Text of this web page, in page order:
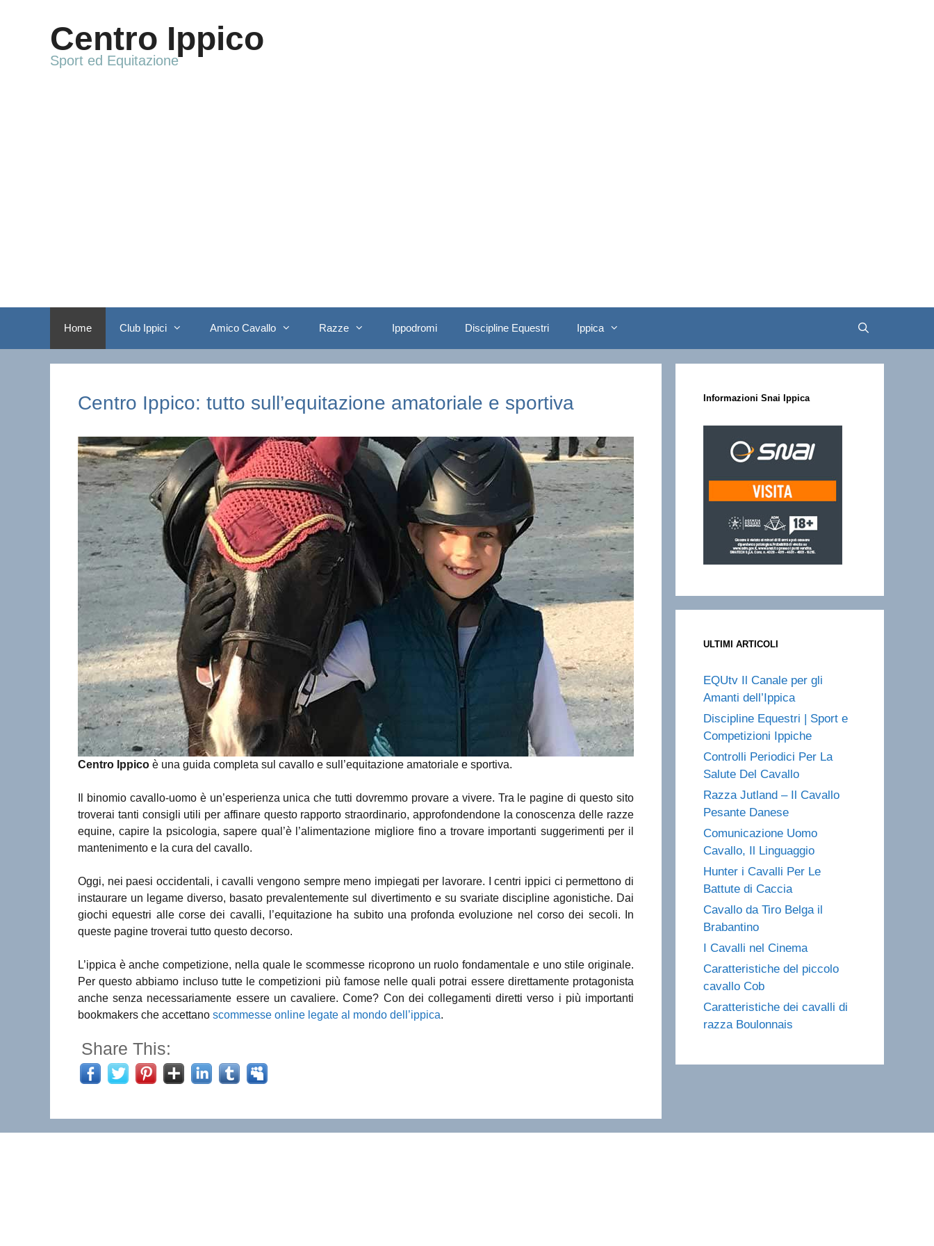
Centro Ippico
Sport ed Equitazione
Home Club Ippici Amico Cavallo Razze Ippodromi Discipline Equestri Ippica
Centro Ippico: tutto sull’equitazione amatoriale e sportiva
Centro Ippico è una guida completa sul cavallo e sull’equitazione amatoriale e sportiva.
Il binomio cavallo-uomo è un’esperienza unica che tutti dovremmo provare a vivere. Tra le pagine di questo sito
troverai tanti consigli utili per affinare questo rapporto straordinario, approfondendone la conoscenza delle razze
equine, capire la psicologia, sapere qual’è l’alimentazione migliore fino a trovare importanti suggerimenti per il
mantenimento e la cura del cavallo.
Oggi, nei paesi occidentali, i cavalli vengono sempre meno impiegati per lavorare. I centri ippici ci permettono di
instaurare un legame diverso, basato prevalentemente sul divertimento e su svariate discipline agonistiche. Dai
giochi equestri alle corse dei cavalli, l’equitazione ha subito una profonda evoluzione nel corso dei secoli. In
queste pagine troverai tutto questo decorso.
L’ippica è anche competizione, nella quale le scommesse ricoprono un ruolo fondamentale e uno stile originale.
Per questo abbiamo incluso tutte le competizioni più famose nelle quali potrai essere direttamente protagonista
anche senza necessariamente essere un cavaliere. Come? Con dei collegamenti diretti verso i più importanti
bookmakers che accettano scommesse online legate al mondo dell’ippica.
Share This:
Informazioni Snai Ippica
ULTIMI ARTICOLI
EQUtv Il Canale per gli
Amanti dell’Ippica
Discipline Equestri | Sport e
Competizioni Ippiche
Controlli Periodici Per La
Salute Del Cavallo
Razza Jutland – Il Cavallo
Pesante Danese
Comunicazione Uomo
Cavallo, Il Linguaggio
Hunter i Cavalli Per Le
Battute di Caccia
Cavallo da Tiro Belga il
Brabantino
I Cavalli nel Cinema
Caratteristiche del piccolo
cavallo Cob
Caratteristiche dei cavalli di
razza Boulonnais